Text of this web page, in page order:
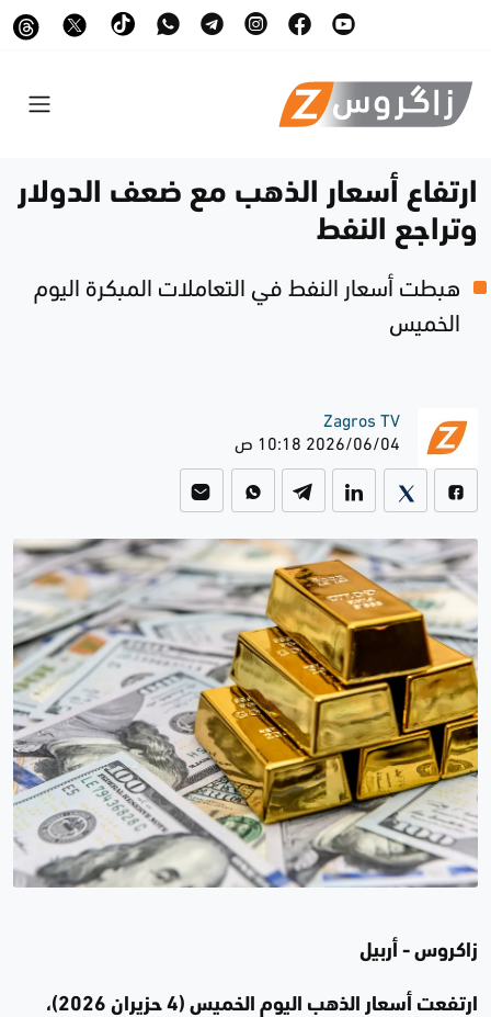
ارتفاع أسعار الذهب مع ضعف الدولار
وتراجع النفط
هبطت أسعار النفط في التعاملات المبكرة اليوم
الخميس
Zagros TV
2026/06/04 10:18 ص
زاكروس - أربيل
ارتفعت أسعار الذهب اليوم الخميس (4 حزيران 2026)،